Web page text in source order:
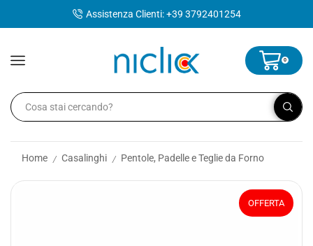
Assistenza Clienti: +39 3792401254
0
Home / Casalinghi / Pentole, Padelle e Teglie da Forno
OFFERTA